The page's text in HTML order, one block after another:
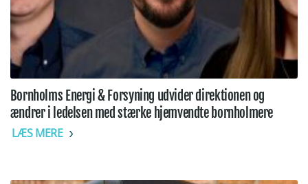
Bornholms Energi & Forsyning udvider direktionen og
ændrer i ledelsen med stærke hjemvendte bornholmere
LÆS MERE